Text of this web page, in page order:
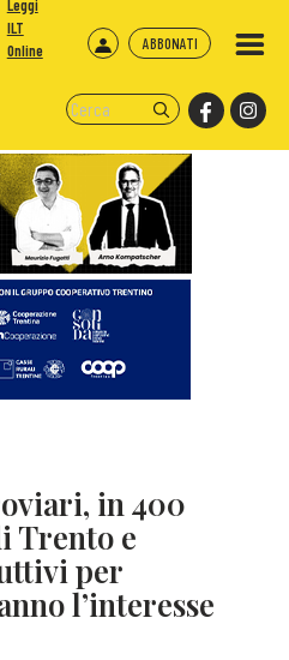
ABBONATI
Leggi
ILT
Online
in 400
Trento e
per
l’interesse